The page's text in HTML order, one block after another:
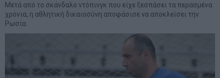
Μετά από το σκάνδαλο ντόπινγκ που είχε ξεσπάσει τα περασμένα
χρόνια, η αθλητική δικαιοσύνη αποφάσισε να αποκλείσει την
Ρωσία